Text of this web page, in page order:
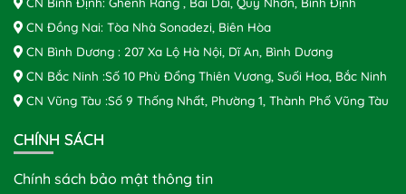
CN Đồng Nai: Tòa Nhà Sonadezi, Biên Hòa
CN Bình Dương : 207 Xa Lộ Hà Nội, Dĩ An, Bình Dương
CN Bắc Ninh :Số 10 Phù Đổng Thiên Vương, Suối Hoa, Bắc Ninh
CN Vũng Tàu :Số 9 Thống Nhất, Phường 1, Thành Phố Vũng Tàu
CHÍNH SÁCH
Chính sách bảo mật thông tin